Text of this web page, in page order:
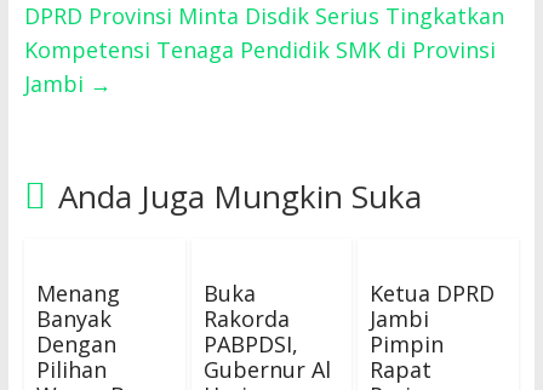
DPRD Provinsi Minta Disdik Serius Tingkatkan
Kompetensi Tenaga Pendidik SMK di Provinsi
Jambi →
Anda Juga Mungkin Suka
Menang
Banyak
Dengan
Pilihan
Buka
Rakorda
PABPDSI,
Gubernur Al
Ketua DPRD
Jambi
Pimpin
Rapat